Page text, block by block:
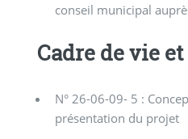
conseil municipal
Cadre de vie
N° 26-06-09- 5 :
présentation du projet